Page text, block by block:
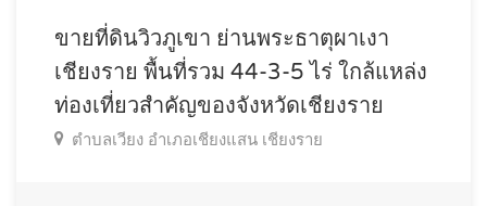
ขายที่ดินวิวภูเขา ย่านพระธาตุผาเงา
เชียงราย พื้นที่รวม 44-3-5 ไร่ ใกล้แหล่ง
ท่องเที่ยวสำคัญของจังหวัดเชียงราย
ตำบลเวียง อำเภอเชียงแสน เชียงราย